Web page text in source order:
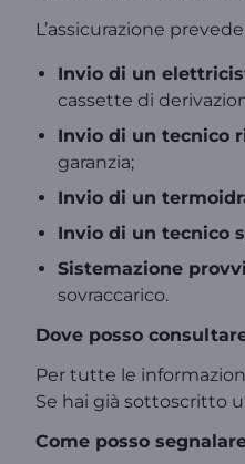
L’assicurazione
Invio di un
cassette di
Invio di un tecnico
garanzia;
Invio di un
Invio di un tecnico
Sistemazione
sovraccarico.
Dove posso
Per tutte le
Se hai già sottoscritto
Come posso